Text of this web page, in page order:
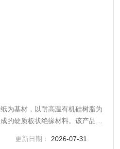
为基材，以耐高温有机硅树脂为
的硬质板状绝缘材料。该产品兼
等级电机、电器设备中的关键绝
更新日期： 2026-07-31